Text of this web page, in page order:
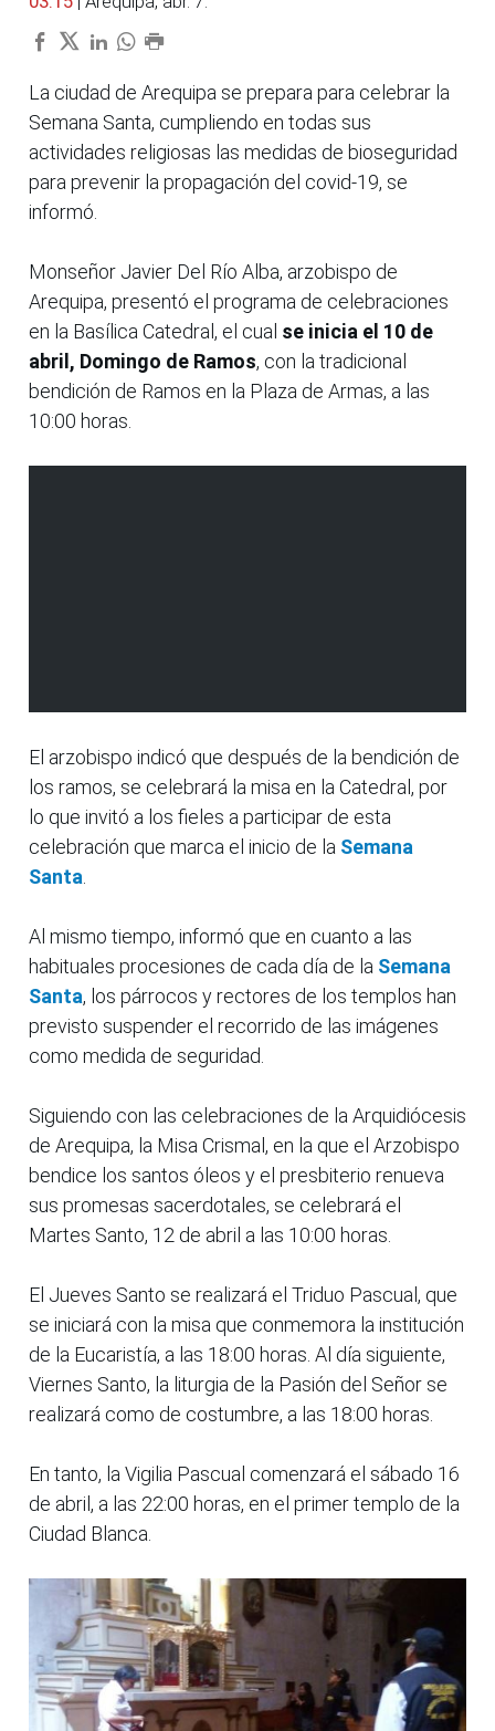
La ciudad de Arequipa se prepara para celebrar la
Semana Santa, cumpliendo en todas sus
actividades religiosas las medidas de bioseguridad
para prevenir la propagación del covid-19, se
informó.
Monseñor Javier Del Río Alba, arzobispo de
Arequipa, presentó el programa de celebraciones
en la Basílica Catedral, el cual se inicia el 10 de
abril, Domingo de Ramos, con la tradicional
bendición de Ramos en la Plaza de Armas, a las
10:00 horas.
El arzobispo indicó que después de la bendición de
los ramos, se celebrará la misa en la Catedral, por
lo que invitó a los fieles a participar de esta
celebración que marca el inicio de la Semana
Santa
Al mismo tiempo, informó que en cuanto a las
habituales procesiones de cada día de la Semana
Santa, los párrocos y rectores de los templos han
previsto suspender el recorrido de las imágenes
como medida de seguridad.
Siguiendo con las celebraciones de la Arquidiócesis
de Arequipa, la Misa Crismal, en la que el Arzobispo
bendice los santos óleos y el presbiterio renueva
sus promesas sacerdotales, se celebrará el
Martes Santo, 12 de abril a las 10:00 horas.
El Jueves Santo se realizará el Triduo Pascual, que
se iniciará con la misa que conmemora la institución
de la Eucaristía, a las 18:00 horas. Al día siguiente,
Viernes Santo, la liturgia de la Pasión del Señor se
realizará como de costumbre, a las 18:00 horas.
En tanto, la Vigilia Pascual comenzará el sábado 16
de abril, a las 22:00 horas, en el primer templo de la
Ciudad Blanca.